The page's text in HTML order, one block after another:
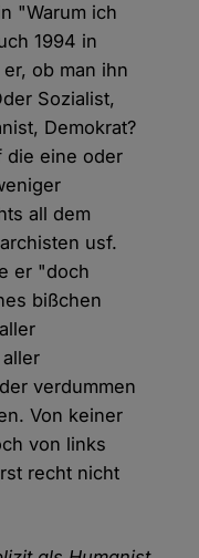
"Warum ich
1994 in
ob man ihn
Sozialist,
Demokrat?
die eine oder
all dem
usf.
er "doch
bißchen
verdummen
Von keiner
von links
recht nicht